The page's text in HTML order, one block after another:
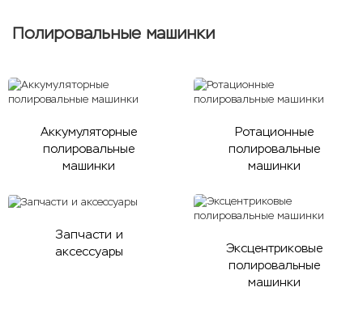
Полировальные машинки
Аккумуляторные
полировальные
машинки
Ротационные
полировальные
машинки
Запчасти и
аксессуары
Эксцентриковые
полировальные
машинки